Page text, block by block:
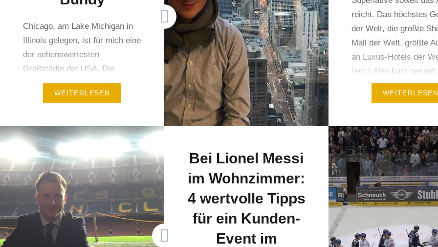
Programme für Firmenevents
wurden allein in…
Chicago, am Lake Michigan in
Illinois gelegen, ist für mich eine
der sehenswertesten
Großstädte der USA. Die
Skyline ist fantastisch und
ebenso die unzähligen
Städtereise. Hotels in jeder
Kategorie, unzählige
Restaurants und eine Menge an
Rahmenprogrammen machen
Chicago für jeden Reisenden
interessant. Ich war für 4 Tage
in Chicago und habe…
WEITERLESEN
reicht. Das höchstes
der Welt, die größte
Mall der Welt, größte
an Luxus-Hotels der
(etc.) Also kurz
aufregende Incentive-
ganz persönlichen
eine Incentive-Reise in
neuen PLATZHIRSCH-
vor. Neben…
WEITERLESEN
Bei Lionel Messi
im Wohnzimmer:
4 wertvolle Tipps
für ein Kunden-
Event im